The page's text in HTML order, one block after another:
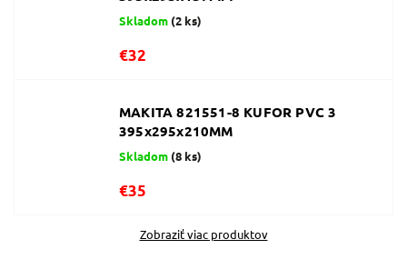
Skladom (2 ks)
€32
MAKITA 821551-8 KUFOR PVC 3
395x295x210MM
Skladom (8 ks)
€35
Zobraziť viac produktov